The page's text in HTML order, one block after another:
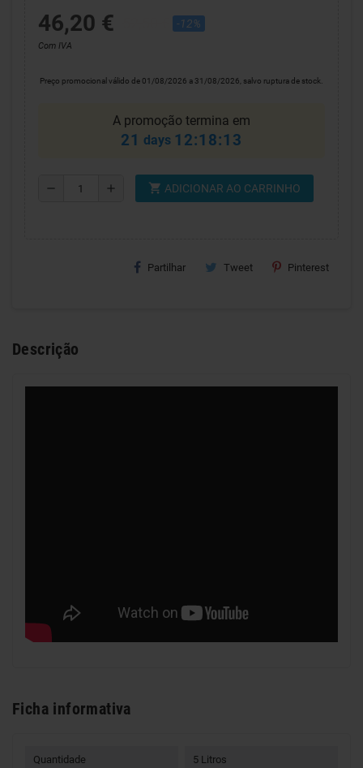
46,20 € -12%
Com IVA
Preço promocional válido de 01/08/2026 a 31/08/2026, salvo ruptura de stock.
A promoção termina em
21 days 12:18:12
remove add shopping_cart ADICIONAR AO CARRINHO
Partilhar Tweet Pinterest
Descrição
Ficha informativa
Quantidade 5 Litros